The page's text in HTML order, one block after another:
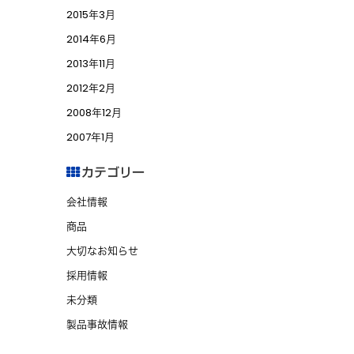
2015年3月
2014年6月
2013年11月
2012年2月
2008年12月
2007年1月
カテゴリー
会社情報
商品
大切なお知らせ
採用情報
未分類
製品事故情報